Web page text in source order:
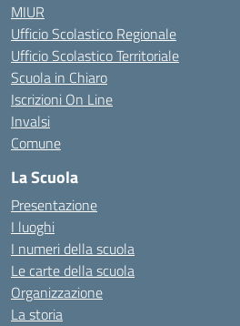
MIUR
Ufficio Scolastico Regionale
Ufficio Scolastico Territoriale
Scuola in Chiaro
Iscrizioni On Line
Invalsi
Comune
La Scuola
Presentazione
I luoghi
I numeri della scuola
Le carte della scuola
Organizzazione
La storia